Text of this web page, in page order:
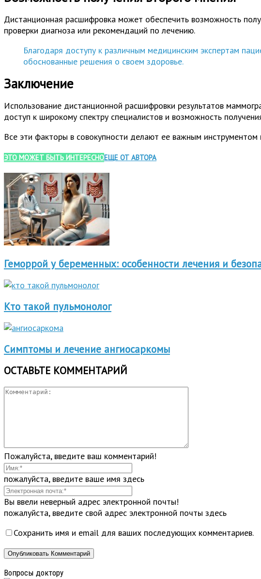
Дистанционная расшифровка может обеспечить возможность
проверки диагноза или рекомендаций по лечению.
Благодаря доступу к различным медицинским экспертам
обоснованные решения о своем здоровье.
Заключение
Использование дистанционной расшифровки результатов
доступ к широкому спектру специалистов и возможность
Все эти факторы в совокупности делают ее важным инструментом
ЭТО МОЖЕТ БЫТЬ ИНТЕРЕСНОЕЩЕ ОТ АВТОРА
Геморрой у беременных: особенности лечения и
Кто такой пульмонолог
Симптомы и лечение ангиосаркомы
ОСТАВЬТЕ КОММЕНТАРИЙ
Пожалуйста, введите ваш комментарий!
пожалуйста, введите ваше имя здесь
Вы ввели неверный адрес электронной почты!
пожалуйста, введите свой адрес электронной почты здесь
Сохранить имя и email для ваших последующих комментариев.
Вопросы доктору